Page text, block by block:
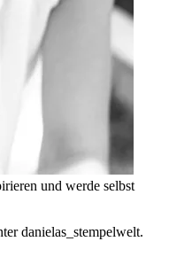
und werde selbst
danielas_stempelwelt.